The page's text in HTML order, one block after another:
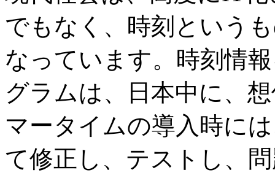
でもなく、時刻という
なっています。時刻情
グラムは、日本中に、
マータイムの導入時に
て修正し、テストし、